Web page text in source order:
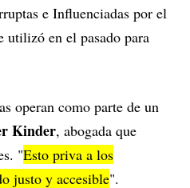
e Influenciadas por el
utilizó en el pasado para
operan como parte de un
Kinder, abogada que
"Esto priva a los
justo y accesible".